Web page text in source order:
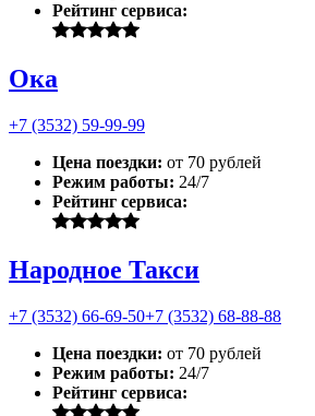
Рейтинг сервиса:
Ока
+7 (3532) 59-99-99
Цена поездки: от 70 рублей
Режим работы: 24/7
Рейтинг сервиса:
Народное Такси
+7 (3532) 66-69-50+7 (3532) 68-88-88
Цена поездки: от 70 рублей
Режим работы: 24/7
Рейтинг сервиса: